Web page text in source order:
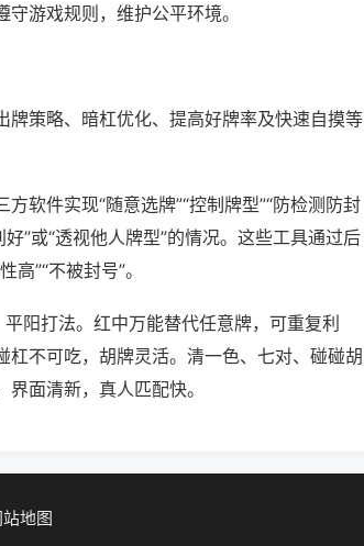
游戏规则，维护公平环境。
策略、暗杠优化、提高好牌率及快速自摸等
软件实现“随意选牌”“控制牌型”“防检测防封
”或“透视他人牌型”的情况。这些工具通过后
”“不被封号”。
阳打法。红中万能替代任意牌，可重复利
不可吃，胡牌灵活。清一色、七对、碰碰胡
面清新，真人匹配快。
站地图